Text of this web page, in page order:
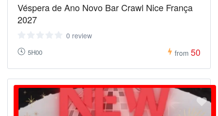
Véspera de Ano Novo Bar Crawl Nice França
2027
0 review
5H00 from 50